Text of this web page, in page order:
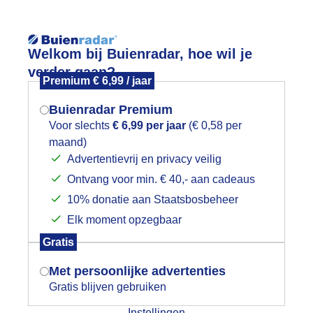
Welkom bij Buienradar, hoe wil je
verder gaan?
Premium € 6,99 / jaar
Buienradar Premium
Voor slechts € 6,99 per jaar (€ 0,58 per
maand)
Advertentievrij en privacy veilig
Ontvang voor min. € 40,- aan cadeaus
10% donatie aan Staatsbosbeheer
Elk moment opzegbaar
Gratis
Met persoonlijke advertenties
Gratis blijven gebruiken
Lees meer.
Foto en video Weerzine
Zoeken in
weer is gunstig voor de
Mogen we je locatie gebruiken voor
het weer?
Indien je hier nog geen akkoord op hebt
gegeven, verschijnt er zo een pop-up uit
je browser waarin deze toestemming
gevraagd wordt.